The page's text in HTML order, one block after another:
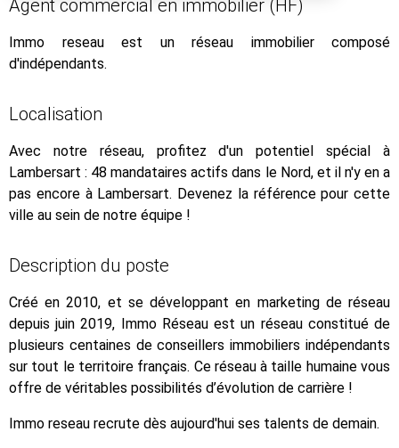
Agent commercial en immobilier (HF)
Immo reseau est un réseau immobilier composé
d'indépendants.
Localisation
Avec notre réseau, profitez d'un potentiel spécial à
Lambersart : 48 mandataires actifs dans le Nord, et il n'y en a
pas encore à Lambersart. Devenez la référence pour cette
ville au sein de notre équipe !
Description du poste
Créé en 2010, et se développant en marketing de réseau
depuis juin 2019, Immo Réseau est un réseau constitué de
plusieurs centaines de conseillers immobiliers indépendants
sur tout le territoire français. Ce réseau à taille humaine vous
offre de véritables possibilités d’évolution de carrière !
Immo reseau recrute dès aujourd'hui ses talents de demain.